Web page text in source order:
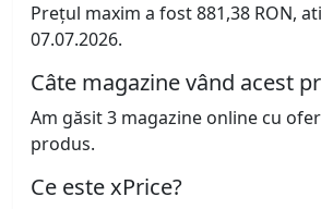
Prețul maxim a fost 881,38 RON,
07.07.2026.
Câte magazine vând acest
Am găsit 3 magazine online cu
produs.
Ce este xPrice?